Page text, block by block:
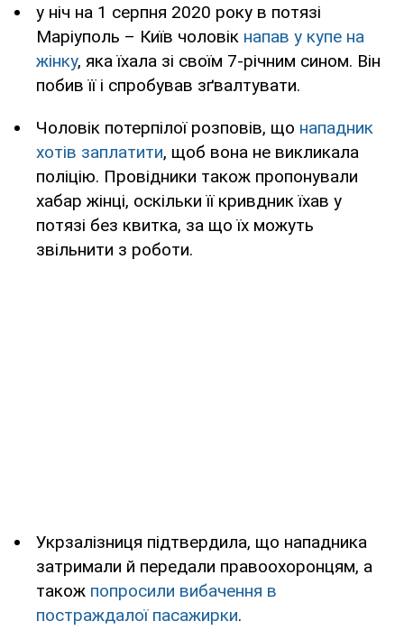
у ніч на 1 серпня 2020 року в потязі
Маріуполь – Київ чоловік напав у купе на
жінку, яка їхала зі своїм 7-річним сином. Він
побив її і спробував зґвалтувати.
Чоловік потерпілої розповів, що нападник
хотів заплатити, щоб вона не викликала
поліцію. Провідники також пропонували
хабар жінці, оскільки її кривдник їхав у
потязі без квитка, за що їх можуть
звільнити з роботи.
Укрзалізниця підтвердила, що нападника
затримали й передали правоохоронцям, а
також попросили вибачення в
постраждалої пасажирки.